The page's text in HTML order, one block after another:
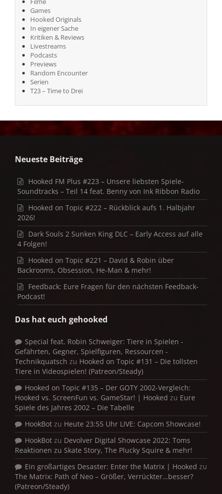
Games
Hooked Originals
In eigener Sache
Kritiken & Reviews
Livestreams
Podcasts
Previews
Random Encounter
Serien
T23 – Time to Drei
Neueste Beiträge
Hooked FM Plus #223 – Unsere liebsten Spiele-
Soundtracks – Teil 14 feat. Benny von Ink Ribbon Radio
Hooked on Topic #222 – Rückblick aufs 1. Halbjahr
2026!
Dark Souls 2 Sunken King DLC – Early Access auf alle
4 Folgen!
Hooked on Topic #221 – David & Robin über
Backrooms, Obsession, He-Man & mehr!
Feedback: Eure Fragen für den nächsten Feedback-
Podcast!
Das hat euch gehooked
Special feat. Robin Schweiger: Tiere in Spielen -
Gefährten, Gegner, Spielfiguren, Ressourcen -
Technikquatsch zu Hooked on Topic #131 – Die tollsten
Tiere in Videospielen! (Patreon/Steady)
Hooked on Topic #135 – Der GOTY 2002-Vergleich:
Hooked vs. ScreenFun vs. GameStar! | Hooked zu Eure
Spiele des Jahres 2002 – Die Tabelle
HookBot zu Heute 23:55 Uhr LIVE: Capcom Showcase!
HookBot zu Devolver Digital Showcase 2022: Toms
Reaktionen zu Skate Story, The Plucky Squire & mehr!
Ein großartiges Desaster: Enter the Matrix | Hooked zu
The Matrix: Path of Neo – Größer, Verrückter…besser?
(Patreon/Steady)